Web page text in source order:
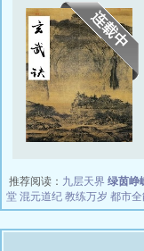
推荐阅读： 九层天界 绿茵峥
堂 混元道纪 教练万岁 都市